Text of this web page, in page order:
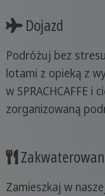
Dojazd
Podróżuj bez
lotami z opieką z
w SPRACHCAFFE i
zorganizowaną
Zamieszkaj w